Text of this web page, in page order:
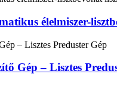
élelmiszer-
Gép – Lisztes